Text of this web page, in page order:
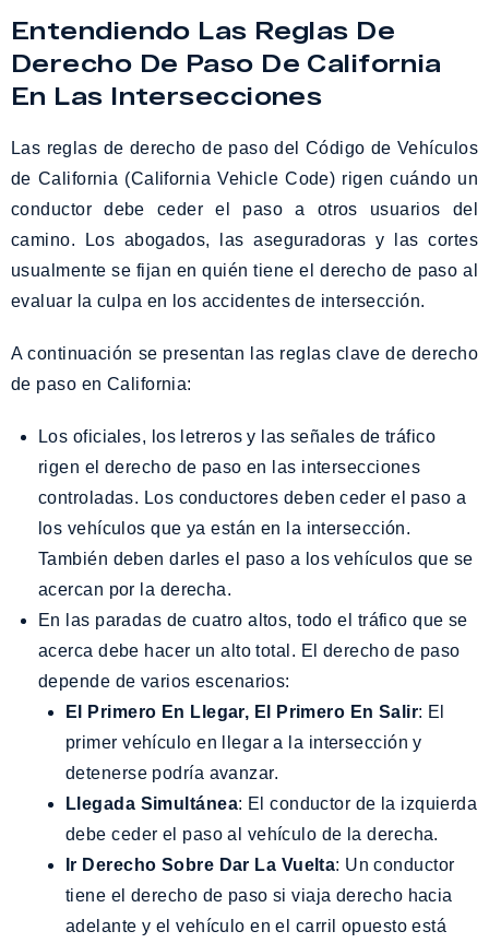
Entendiendo Las Reglas De
Derecho De Paso De California
En Las Intersecciones
Las reglas de derecho de paso del Código de Vehículos
de California (California Vehicle Code) rigen cuándo un
conductor debe ceder el paso a otros usuarios del
camino. Los abogados, las aseguradoras y las cortes
usualmente se fijan en quién tiene el derecho de paso al
evaluar la culpa en los accidentes de intersección.
A continuación se presentan las reglas clave de derecho
de paso en California:
Los oficiales, los letreros y las señales de tráfico
rigen el derecho de paso en las intersecciones
controladas. Los conductores deben ceder el paso a
los vehículos que ya están en la intersección.
También deben darles el paso a los vehículos que se
acercan por la derecha.
En las paradas de cuatro altos, todo el tráfico que se
acerca debe hacer un alto total. El derecho de paso
depende de varios escenarios:
El Primero En Llegar, El Primero En Salir: El
primer vehículo en llegar a la intersección y
detenerse podría avanzar.
Llegada Simultánea: El conductor de la izquierda
debe ceder el paso al vehículo de la derecha.
Ir Derecho Sobre Dar La Vuelta: Un conductor
tiene el derecho de paso si viaja derecho hacia
adelante y el vehículo en el carril opuesto está